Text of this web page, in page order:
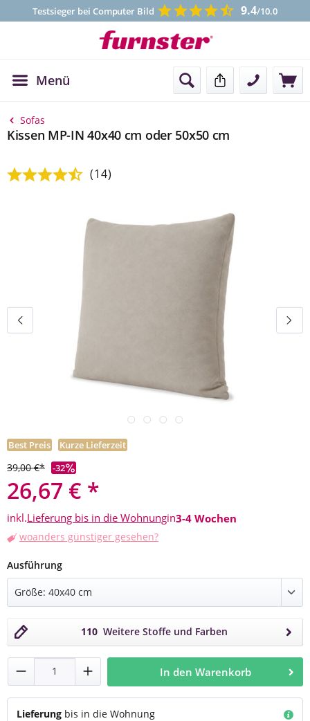
Testsieger bei Computer Bild 9.4/10.0
Menü Kontakt
Sofas
Kissen MP-IN 40x40 cm oder 50x50 cm
Durchschnittliche Bewertung von 4.79 von 5 Sternen
(14)
Bildergalerie überspringen
26,67 € *
Best Preis Kurze Lieferzeit
39,00 €* -32
inkl.Lieferung bis in die Wohnungin3-4 Wochen
woanders günstiger gesehen?
Ausführungauswählen
110 Weitere Stoffe und Farben
Produkt Anzahl: Gib den gewünschten
In den Warenkorb
Lieferung bis in die Wohnung